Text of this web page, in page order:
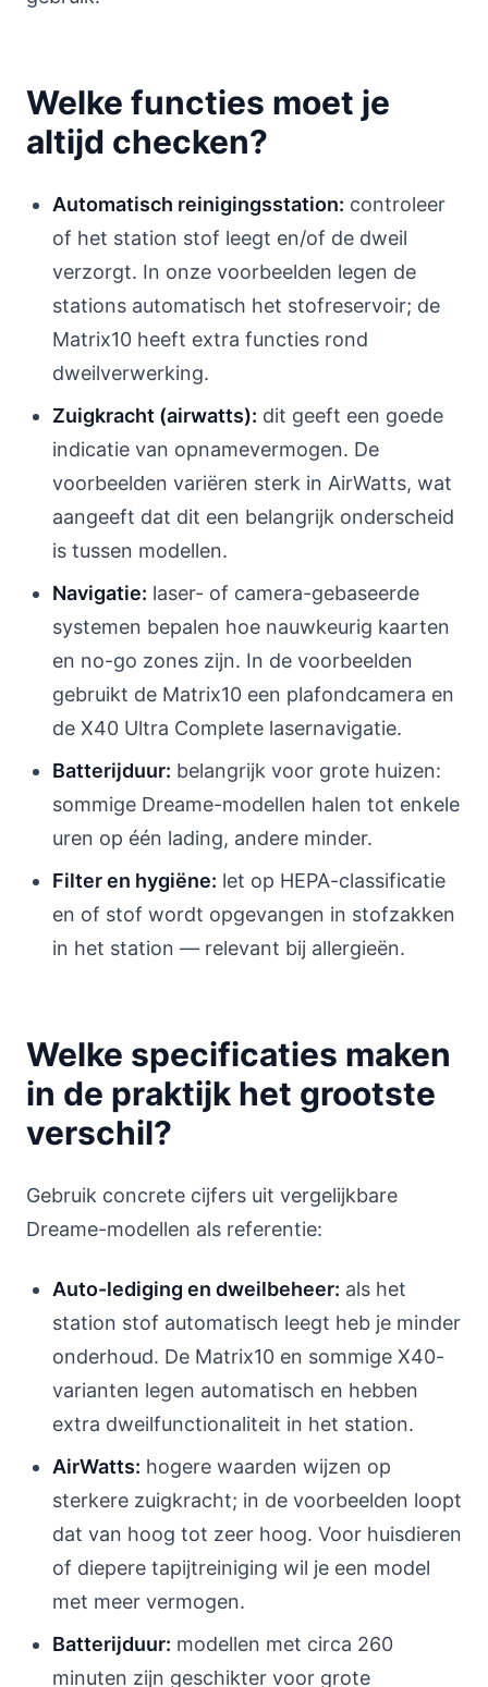
Welke functies moet je
altijd checken?
Automatisch reinigingsstation: controleer
of het station stof leegt en/of de dweil
verzorgt. In onze voorbeelden legen de
stations automatisch het stofreservoir; de
Matrix10 heeft extra functies rond
dweilverwerking.
Zuigkracht (airwatts): dit geeft een goede
indicatie van opnamevermogen. De
voorbeelden variëren sterk in AirWatts, wat
aangeeft dat dit een belangrijk onderscheid
is tussen modellen.
Navigatie: laser- of camera-gebaseerde
systemen bepalen hoe nauwkeurig kaarten
en no-go zones zijn. In de voorbeelden
gebruikt de Matrix10 een plafondcamera en
de X40 Ultra Complete lasernavigatie.
Batterijduur: belangrijk voor grote huizen:
sommige Dreame-modellen halen tot enkele
uren op één lading, andere minder.
Filter en hygiëne: let op HEPA-classificatie
en of stof wordt opgevangen in stofzakken
in het station — relevant bij allergieën.
Welke specificaties maken
in de praktijk het grootste
verschil?
Gebruik concrete cijfers uit vergelijkbare
Dreame-modellen als referentie:
Auto-lediging en dweilbeheer: als het
station stof automatisch leegt heb je minder
onderhoud. De Matrix10 en sommige X40-
varianten legen automatisch en hebben
extra dweilfunctionaliteit in het station.
AirWatts: hogere waarden wijzen op
sterkere zuigkracht; in de voorbeelden loopt
dat van hoog tot zeer hoog. Voor huisdieren
of diepere tapijtreiniging wil je een model
met meer vermogen.
Batterijduur: modellen met circa 260
minuten zijn geschikter voor grote